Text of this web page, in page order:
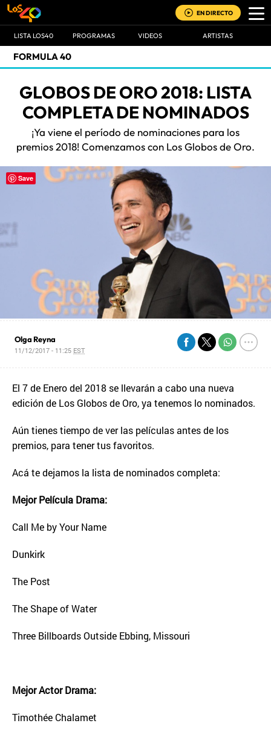
EN DIRECTO
LISTA LOS40 PROGRAMAS VIDEOS ARTISTAS
FORMULA 40
GLOBOS DE ORO 2018: LISTA
COMPLETA DE NOMINADOS
¡Ya viene el período de nominaciones para los
premios 2018! Comenzamos con Los Globos de Oro.
Olga Reyna
11/12/2017 - 11:25 EST
El 7 de Enero del 2018 se llevarán a cabo una nueva
edición de Los Globos de Oro, ya tenemos lo nominados.
Aún tienes tiempo de ver las películas antes de los
premios, para tener tus favoritos.
Acá te dejamos la lista de nominados completa:
Mejor Película Drama:
Call Me by Your Name
Dunkirk
The Post
The Shape of Water
Three Billboards Outside Ebbing, Missouri
Mejor Actor Drama:
Timothée Chalamet
Save